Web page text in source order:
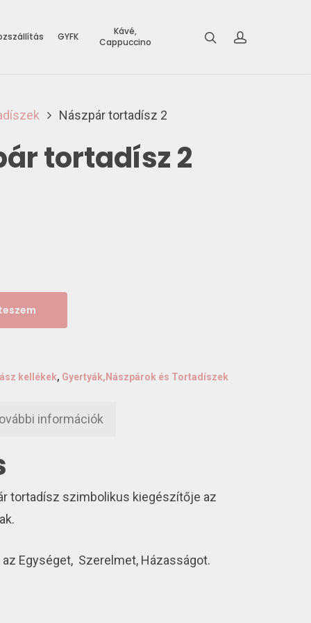
GYFK
Kávé,
Cappuccino
Nászpár tortadísz 2
tortadísz 2
kellékek, Gyertyák,Nászpárok és Tortadíszek
információk
tortadísz szimbolikus kiegészítője az
Egységet, Szerelmet, Házasságot.